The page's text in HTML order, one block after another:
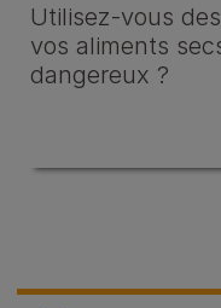
Utilisez-vous
vos aliments
dangereux ?